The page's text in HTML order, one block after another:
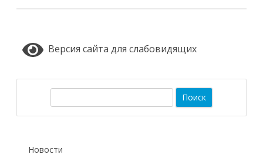
Версия сайта для слабовидящих
Новости